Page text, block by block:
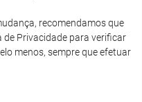
recomendamos que
Privacidade para verificar
menos, sempre que efetuar